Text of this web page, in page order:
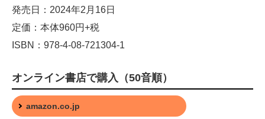
発売日：2024年2月16日
定価：本体960円+税
ISBN：978-4-08-721304-1
オンライン書店で購入（50音順）
amazon.co.jp